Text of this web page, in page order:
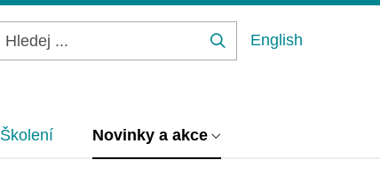
English
Školení Novinky a akce